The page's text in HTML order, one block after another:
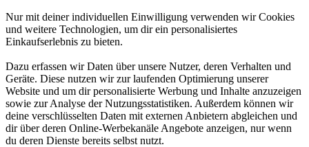
Nur mit deiner individuellen Einwilligung verwenden wir Cookies
und weitere Technologien, um dir ein personalisiertes
Einkaufserlebnis zu bieten.
Dazu erfassen wir Daten über unsere Nutzer, deren Verhalten und
Geräte. Diese nutzen wir zur laufenden Optimierung unserer
Website und um dir personalisierte Werbung und Inhalte anzuzeigen
sowie zur Analyse der Nutzungsstatistiken. Außerdem können wir
deine verschlüsselten Daten mit externen Anbietern abgleichen und
dir über deren Online-Werbekanäle Angebote anzeigen, nur wenn
du deren Dienste bereits selbst nutzt.